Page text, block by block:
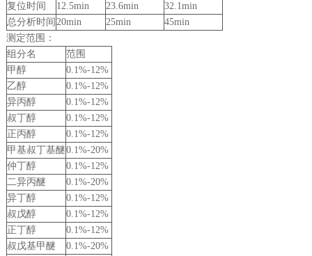
复位时间
12.5min 23.6min
32.1min
总分析时间 20min 25min
45min
测定范围：
组分名
范围
甲醇
0.1%-12%
乙醇
0.1%-12%
异丙醇
0.1%-12%
叔丁醇
0.1%-12%
正丙醇
0.1%-12%
甲基叔丁基醚0.1%-20%
仲丁醇
0.1%-12%
二异丙醚
0.1%-20%
异丁醇
0.1%-12%
叔戊醇
0.1%-12%
正丁醇
0.1%-12%
叔戊基甲醚
0.1%-20%